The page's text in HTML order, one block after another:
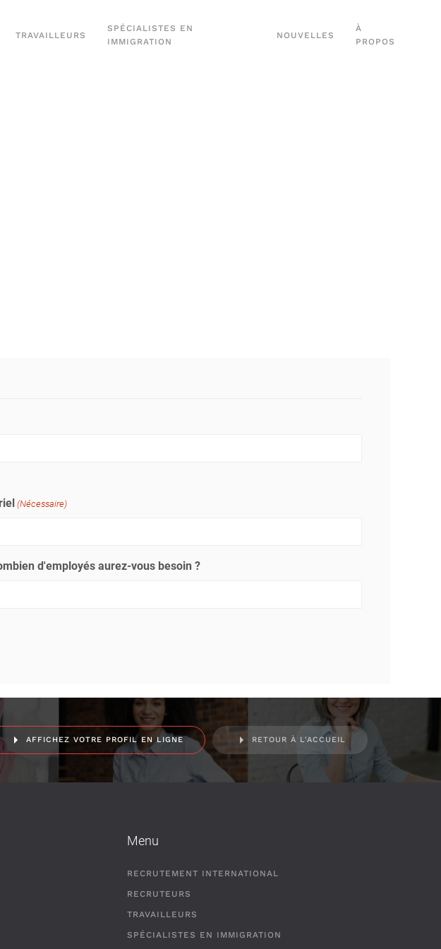
TRAVAILLEURS
SPÉCIALISTES EN
IMMIGRATION
NOUVELLES
À
PROPOS
(Nécessaire)
d'employés aurez-vous besoin ?
AFFICHEZ VOTRE PROFIL EN LIGNE RETOUR À L'ACCUEIL
Menu
RECRUTEMENT INTERNATIONAL
RECRUTEURS
TRAVAILLEURS
SPÉCIALISTES EN IMMIGRATION